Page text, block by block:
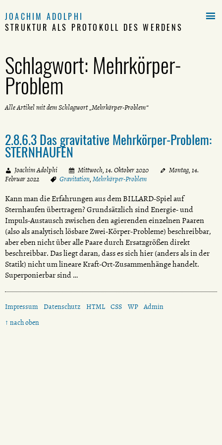
JOACHIM ADOLPHI
STRUKTUR ALS PROTOKOLL DES WERDENS
Schlagwort:Mehrkörper-
Problem
Alle Artikel mit dem Schlagwort „Mehrkörper-Problem“
2.8.6.3 Das gravitative Mehrkörper-Problem:
STERNHAUFEN
Joachim Adolphi Mittwoch, 14. Oktober 2020
Montag, 14.
Februar 2022
Gravitation, Mehrkörper-Problem
Kann man die Erfahrungen aus dem BILLARD-Spiel auf
Sternhaufen übertragen? Grundsätzlich sind Energie- und
Impuls-Austausch zwischen den agierenden einzelnen Paaren
(also als analytisch lösbare Zwei-Körper-Probleme) beschreibbar,
aber eben nicht über alle Paare durch Ersatzgrößen direkt
beschreibbar. Das liegt daran, dass es sich hier (anders als in der
Statik) nicht um lineare Kraft-Ort-Zusammenhänge handelt.
Superponierbar sind …

Impressum Datenschutz HTML CSS WP Admin
↑ nach oben